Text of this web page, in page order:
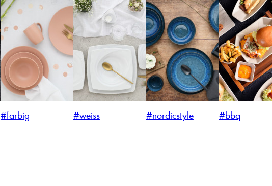
#farbig #weiss #nordicstyle #bbq